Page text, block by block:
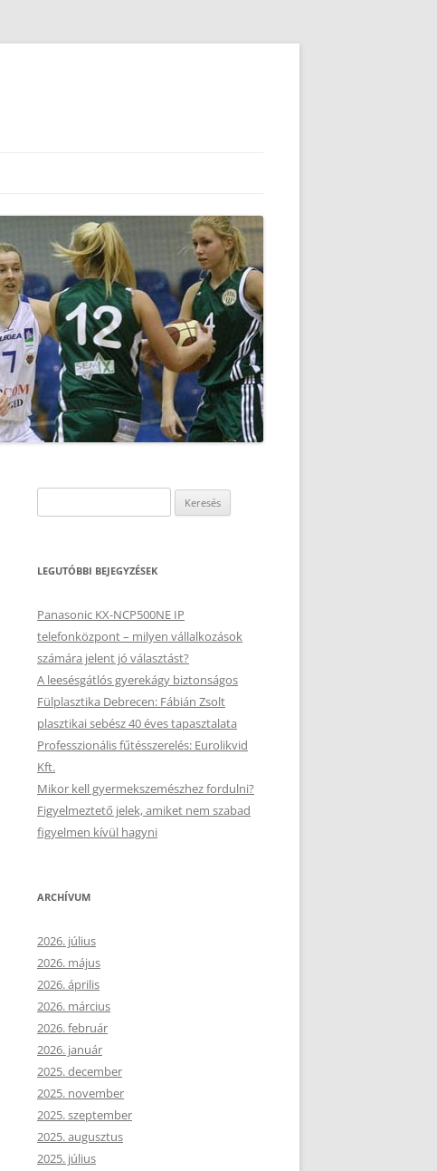
LEGUTÓBBI BEJEGYZÉSEK
Panasonic KX-NCP500NE IP
telefonközpont – milyen vállalkozások
számára jelent jó választást?
A leesésgátlós gyerekágy biztonságos
Fülplasztika Debrecen: Fábián Zsolt
plasztikai sebész 40 éves tapasztalata
Professzionális fűtésszerelés: Eurolikvid
Kft.
Mikor kell gyermekszemészhez fordulni?
Figyelmeztető jelek, amiket nem szabad
figyelmen kívül hagyni
ARCHÍVUM
2026. július
2026. május
2026. április
2026. március
2026. február
2026. január
2025. december
2025. november
2025. szeptember
2025. augusztus
2025. július